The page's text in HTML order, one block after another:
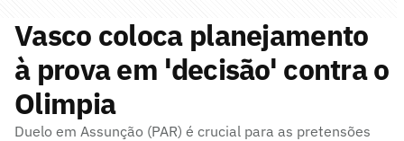
Vasco coloca planejamento
à prova em 'decisão' contra o
Olimpia
Duelo em Assunção (PAR) é crucial para as pretensões